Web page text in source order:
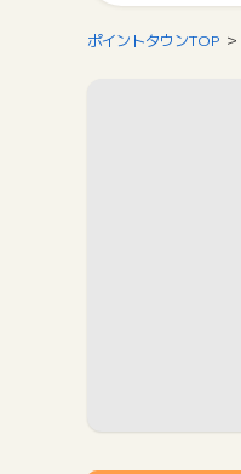
ポイントタウンTOP